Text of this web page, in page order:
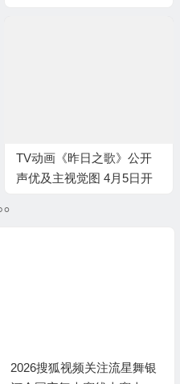
TV动画《昨日之歌》公开
声优及主视觉图 4月5日开
2026搜狐视频关注流星舞银